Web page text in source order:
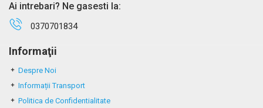
Ai intrebari? Ne gasesti la:
0370701834
Informaţii
Despre Noi
Informații Transport
Politica de Confidentialitate